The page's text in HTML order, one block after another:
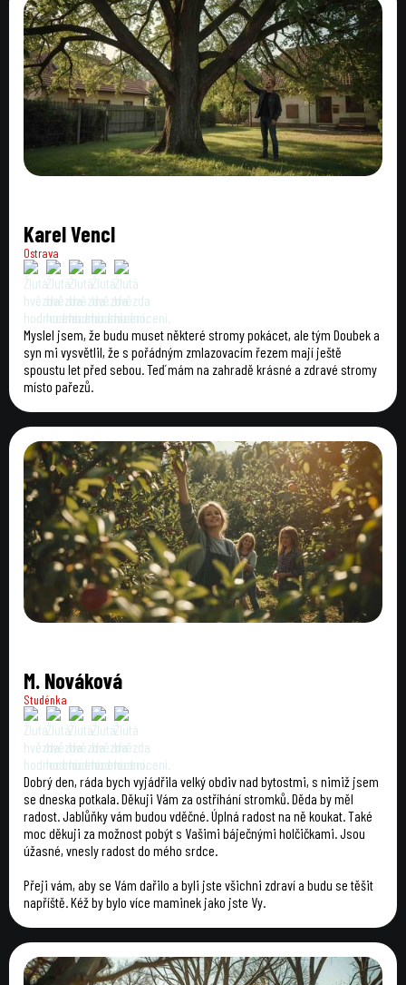
Karel Vencl
Ostrava
Myslel jsem, že budu muset některé stromy pokácet, ale tým Doubek a
syn mi vysvětlil, že s pořádným zmlazovacím řezem mají ještě
spoustu let před sebou. Teď mám na zahradě krásné a zdravé stromy
místo pařezů.
M. Nováková
Studénka
Dobrý den, ráda bych vyjádřila velký obdiv nad bytostmi, s nimiž jsem
se dneska potkala. Děkuji Vám za ostříhání stromků. Děda by měl
radost. Jablůňky vám budou vděčné. Úplná radost na ně koukat. Také
moc děkuji za možnost pobýt s Vašimi báječnými holčičkami. Jsou
úžasné, vnesly radost do mého srdce.
Přeji vám, aby se Vám dařilo a byli jste všichni zdraví a budu se těšit
napříště. Kéž by bylo více maminek jako jste Vy.